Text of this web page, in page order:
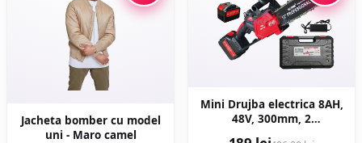
Jacheta bomber cu model
uni - Maro camel
Mini Drujba electrica 8AH,
48V, 300mm, 2